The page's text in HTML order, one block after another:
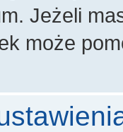
Jeżeli
może